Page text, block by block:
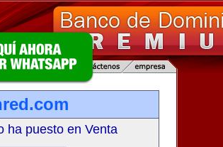
ha puesto en Venta